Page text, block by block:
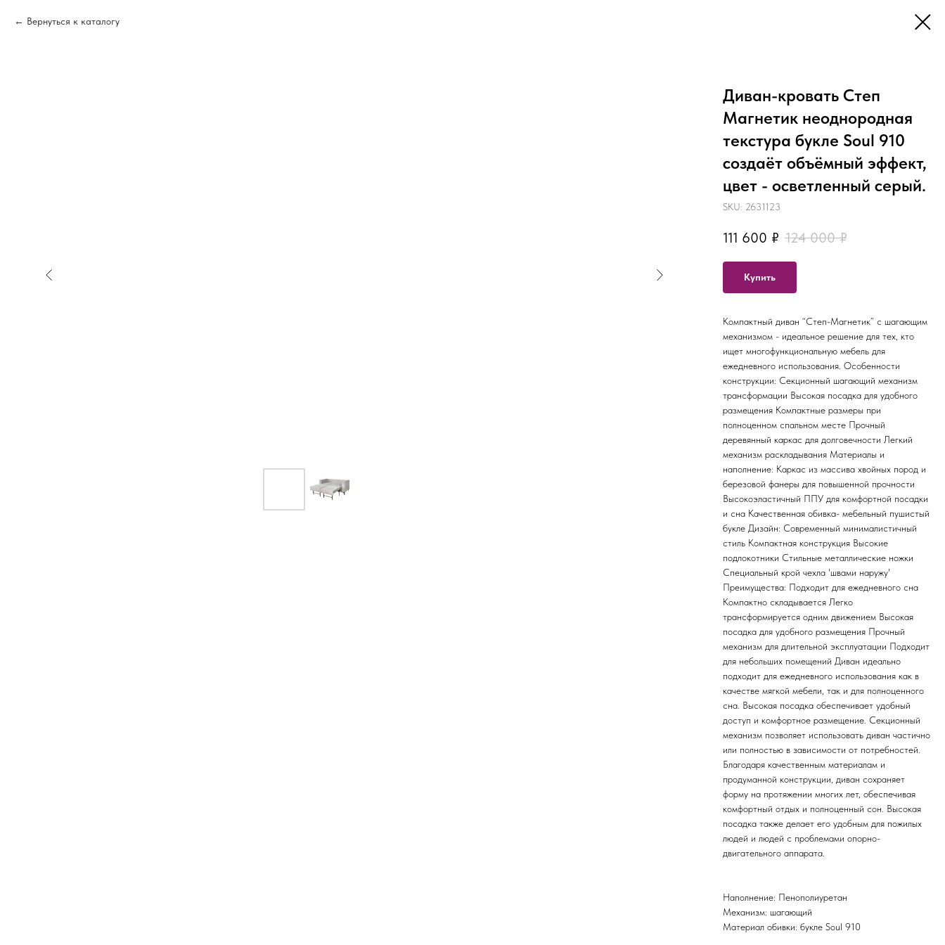
Вернуться к каталогу
Диван-кровать Степ
Магнетик неоднородная
текстура букле Soul 910
создаёт объёмный эффект,
цвет - осветленный серый.
SKU: 2631123
111 600 ₽ 124 000 ₽
Купить
Компактный диван “Степ-Магнетик” с шагающим
механизмом - идеальное решение для тех, кто
ищет многофункциональную мебель для
ежедневного использования. Особенности
конструкции: Секционный шагающий механизм
трансформации Высокая посадка для удобного
размещения Компактные размеры при
полноценном спальном месте Прочный
деревянный каркас для долговечности Легкий
механизм раскладывания Материалы и
наполнение: Каркас из массива хвойных пород и
березовой фанеры для повышенной прочности
Высокоэластичный ППУ для комфортной посадки
и сна Качественная обивка- мебельный пушистый
букле Дизайн: Современный минималистичный
стиль Компактная конструкция Высокие
подлокотники Стильные металлические ножки
Специальный крой чехла 'швами наружу'
Преимущества: Подходит для ежедневного сна
Компактно складывается Легко
трансформируется одним движением Высокая
посадка для удобного размещения Прочный
механизм для длительной эксплуатации Подходит
для небольших помещений Диван идеально
подходит для ежедневного использования как в
качестве мягкой мебели, так и для полноценного
сна. Высокая посадка обеспечивает удобный
доступ и комфортное размещение. Секционный
механизм позволяет использовать диван частично
или полностью в зависимости от потребностей.
Благодаря качественным материалам и
продуманной конструкции, диван сохраняет
форму на протяжении многих лет, обеспечивая
комфортный отдых и полноценный сон. Высокая
посадка также делает его удобным для пожилых
людей и людей с проблемами опорно-
двигательного аппарата.
Наполнение: Пенополиуретан
Механизм: шагающий
Материал обивки: букле Soul 910